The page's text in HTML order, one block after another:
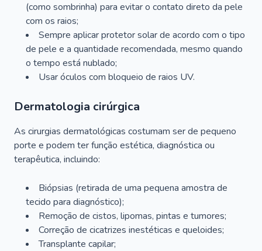
(como sombrinha) para evitar o contato direto da pele
com os raios;
Sempre aplicar protetor solar de acordo com o tipo
de pele e a quantidade recomendada, mesmo quando
o tempo está nublado;
Usar óculos com bloqueio de raios UV.
Dermatologia cirúrgica
As cirurgias dermatológicas costumam ser de pequeno
porte e podem ter função estética, diagnóstica ou
terapêutica, incluindo:
Biópsias (retirada de uma pequena amostra de
tecido para diagnóstico);
Remoção de cistos, lipomas, pintas e tumores;
Correção de cicatrizes inestéticas e queloides;
Transplante capilar;